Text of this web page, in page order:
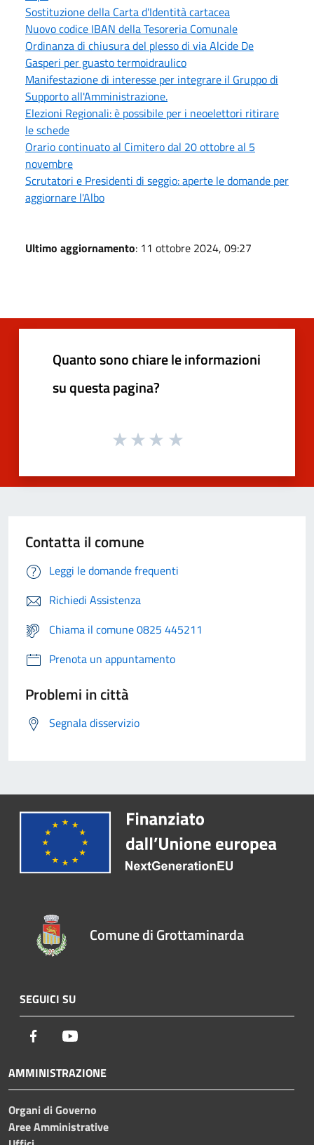
Sostituzione della Carta d'Identità cartacea
Nuovo codice IBAN della Tesoreria Comunale
Ordinanza di chiusura del plesso di via Alcide De
Gasperi per guasto termoidraulico
Manifestazione di interesse per integrare il Gruppo di
Supporto all'Amministrazione.
Elezioni Regionali: è possibile per i neoelettori ritirare
le schede
Orario continuato al Cimitero dal 20 ottobre al 5
novembre
Scrutatori e Presidenti di seggio: aperte le domande per
aggiornare l'Albo
Ultimo aggiornamento: 11 ottobre 2024, 09:27
Quanto sono chiare le informazioni
su questa pagina?
Contatta il comune
Leggi le domande frequenti
Richiedi Assistenza
Chiama il comune 0825 445211
Prenota un appuntamento
Problemi in città
Segnala disservizio
Comune di Grottaminarda
SEGUICI SU
Facebook
AMMINISTRAZIONE
Organi di Governo
Aree Amministrative